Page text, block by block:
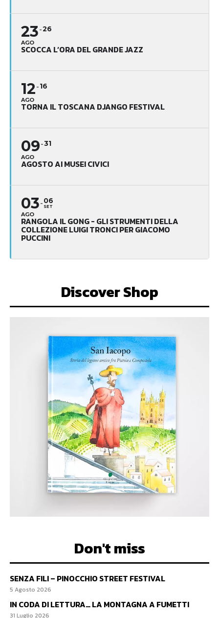
23
AGO
26
SCOCCA L’ORA DEL GRANDE JAZZ
12
AGO
16
TORNA IL TOSCANA DJANGO FESTIVAL
09
AGO
31
AGOSTO AI MUSEI CIVICI
03
AGO
06
SET
RANGOLA IL GONG - GLI STRUMENTI DELLA
COLLEZIONE LUIGI TRONCI PER GIACOMO
PUCCINI
Discover Shop
Don't miss
SENZA FILI – PINOCCHIO STREET FESTIVAL
5 Agosto 2026
IN CODA DI LETTURA… LA MONTAGNA A FUMETTI
31 Luglio 2026